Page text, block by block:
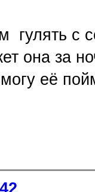
гулять с
она за
её